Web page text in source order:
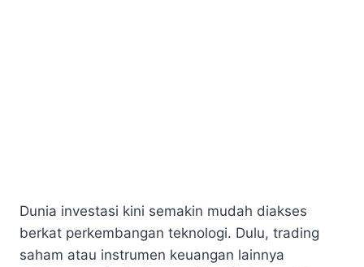
Dunia investasi kini semakin mudah diakses
berkat perkembangan teknologi. Dulu, trading
saham atau instrumen keuangan lainnya